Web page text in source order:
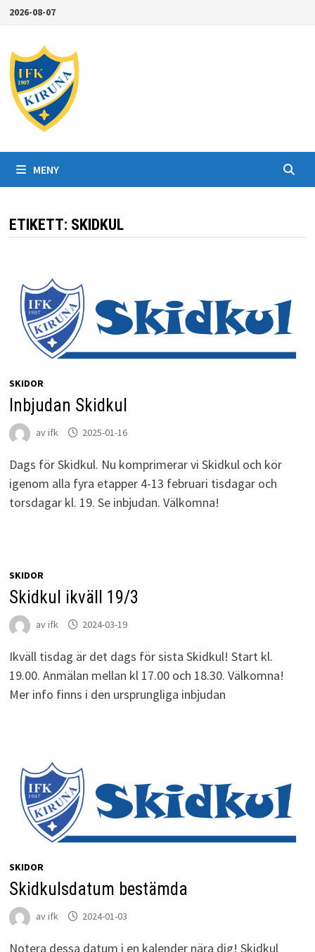
Hoppa
2026-08-07
MENY
ETIKETT: SKIDKUL
SKIDOR
Inbjudan Skidkul
avifk 2025-01-16
Dags för Skidkul. Nu komprimerar vi Skidkul och kör
igenom alla fyra etapper 4-13 februari tisdagar och
torsdagar kl. 19. Se inbjudan. Välkomna!
SKIDOR
Skidkul ikväll 19/3
avifk 2024-03-19
Ikväll tisdag är det dags för sista Skidkul! Start kl.
19.00. Anmälan mellan kl 17.00 och 18.30. Välkomna!
Mer info finns i den ursprungliga inbjudan
SKIDOR
Skidkulsdatum bestämda
avifk 2024-01-03
Notera dessa datum i en kalender nära dig! Skidkul